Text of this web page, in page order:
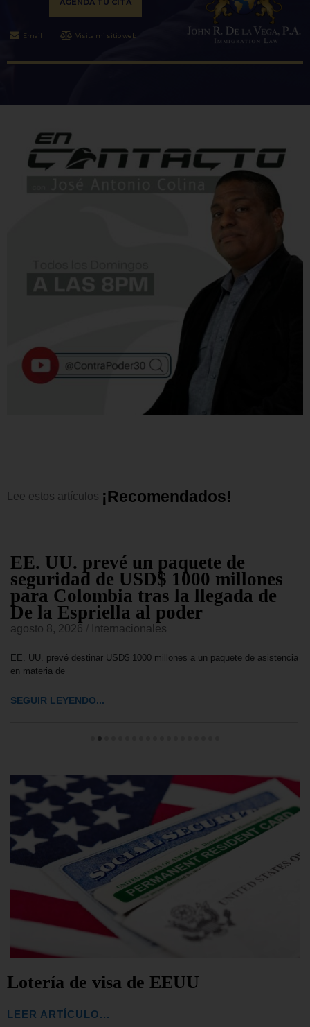
AGENDA TU CITA
Email Visita mi sitio web
Lee estos artículos ¡Recomendados!
EE. UU. prevé un paquete de
seguridad de USD$ 1000 millones
para Colombia tras la llegada de
De la Espriella al poder
agosto 8, 2026 Internacionales
EE. UU. prevé destinar USD$ 1000 millones a un paquete de asistencia
en materia de
SEGUIR LEYENDO...
Lotería de visa de EEUU
LEER ARTÍCULO...